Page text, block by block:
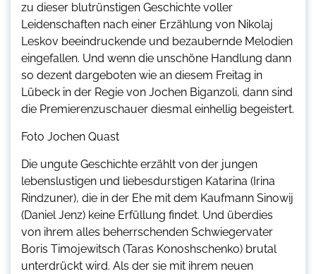
zu dieser blutrünstigen Geschichte voller
Leidenschaften nach einer Erzählung von Nikolaj
Leskov beeindruckende und bezaubernde Melodien
eingefallen. Und wenn die unschöne Handlung dann
so dezent dargeboten wie an diesem Freitag in
Lübeck in der Regie von Jochen Biganzoli, dann sind
die Premierenzuschauer diesmal einhellig begeistert.
Foto Jochen Quast
Die ungute Geschichte erzählt von der jungen
lebenslustigen und liebesdurstigen Katarina (Irina
Rindzuner), die in der Ehe mit dem Kaufmann Sinowij
(Daniel Jenz) keine Erfüllung findet. Und überdies
von ihrem alles beherrschenden Schwiegervater
Boris Timojewitsch (Taras Konoshschenko) brutal
unterdrückt wird. Als der sie mit ihrem neuen